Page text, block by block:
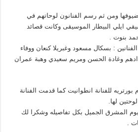
ومن ثم رسم الفنانون لوحاتهم في
ايلي البيطار الموسيقى وكانت قصائد
بنوت .
: بسكال مسعود وغبريلا كنعان ووفاء
وغادة الحسن ومريم سعيدي وهبة عمران
للفنانة انطوانيت كما قدمت الفنانة
لها.
المشرق الجميل بكل تفاصيله وشكرا لك
.